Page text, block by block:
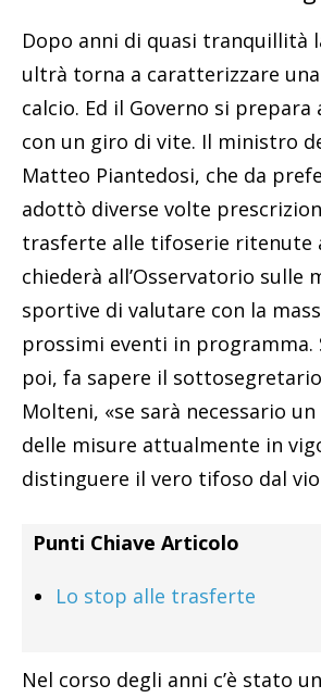
Dopo anni di quasi tranquillità
ultrà torna a caratterizzare
calcio. Ed il Governo si prepara
con un giro di vite. Il ministro
Matteo Piantedosi, che da
adottò diverse volte
trasferte alle tifoserie ritenute
chiederà all’Osservatorio sulle
sportive di valutare con la
prossimi eventi in
poi, fa sapere il
Molteni, «se sarà necessario
delle misure attualmente in
distinguere il vero tifoso dal
Punti Chiave Articolo
Lo stop alle trasferte
Nel corso degli anni c’è stato